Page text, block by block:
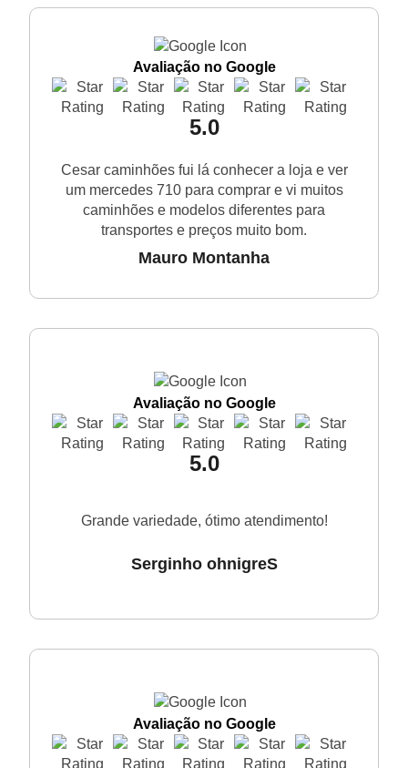
Avaliação no Google
5.0
Cesar caminhões fui lá conhecer a loja e ver
um mercedes 710 para comprar e vi muitos
caminhões e modelos diferentes para
transportes e preços muito bom.
Mauro Montanha
Avaliação no Google
5.0
Grande variedade, ótimo atendimento!
Serginho ohnigreS
Avaliação no Google